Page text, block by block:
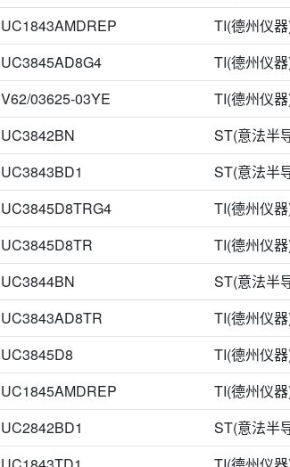
8-SOIC（0.154"，3.90mm宽）
PDIP-14
SOP8
9.91 mm (Max)*6.35 mm
DIP-8/GW
8-CFlatpack
8-MSOP-EP 8-Micro
MS-8
MSOP-10 MSOP8
SMD,3x3x1.4mm
SO-PowerPad-8 SOIC-10
UC1843AMDREP TI(德州仪
UC3845AD8G4 TI(德州仪
V62/03625-03YE TI(德州仪
UC3842BN ST(意法半
UC3843BD1 ST(意法半
UC3845D8TRG4 TI(德州仪
UC3845D8TR TI(德州仪
UC3844BN ST(意法半
UC3843AD8TR TI(德州仪
UC3845D8 TI(德州仪
UC1845AMDREP TI(德州仪
UC2842BD1 ST(意法半